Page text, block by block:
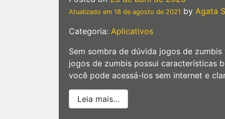
Atualizado em 18 de agosto de 2021 by Agata
Categoria: Aplicativos
Sem sombra de dúvida jogos de
jogos de zumbis possui características
você pode acessá-los sem internet e
Leia mais…